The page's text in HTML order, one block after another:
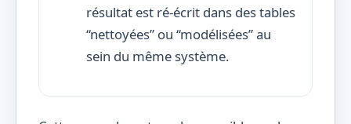
résultat est ré-écrit dans des tables
“nettoyées” ou “modélisées” au
sein du même système.